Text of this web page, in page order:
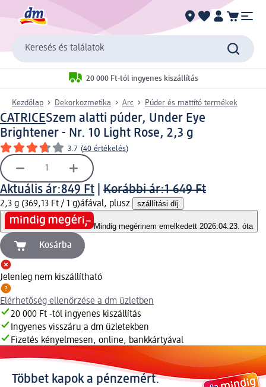
Keresés és találatok
20 000 Ft-tól ingyenes kiszállítás
Kezdőlap Dekorkozmetika Arc Púder és mattító termékek
CATRICESzem alatti púder, Under Eye
Brightener - Nr. 10 Light Rose, 2,3 g
3.7 (40 értékelés)
Aktuális ár:849 Ft Korábbi ár:1 649 Ft
2,3 g (369,13 Ft / 1 g)áfával, plusz szállítási díj
Mindig megérinem emelkedett 2026.04.23. óta
Kosárba
Jelenleg nem kiszállítható
Elérhetőség ellenőrzése a dm üzletben
20 000 Ft -tól ingyenes kiszállítás
Ingyenes visszáru a dm üzletekben
Fizetés kényelmesen, online, bankkártyával
Többet kapok a pénzemért.